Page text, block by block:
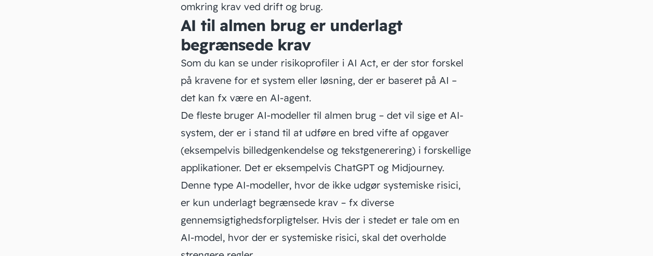
omkring krav ved drift og brug.
AI til almen brug er underlagt
begrænsede krav
Som du kan se under risikoprofiler i AI Act, er der stor forskel
på kravene for et system eller løsning, der er baseret på AI –
det kan fx være en AI-agent.
De fleste bruger AI-modeller til almen brug – det vil sige et AI-
system, der er i stand til at udføre en bred vifte af opgaver
(eksempelvis billedgenkendelse og tekstgenerering) i forskellige
applikationer. Det er eksempelvis ChatGPT og Midjourney.
Denne type AI-modeller, hvor de ikke udgør systemiske risici,
er kun underlagt begrænsede krav – fx diverse
gennemsigtighedsforpligtelser. Hvis der i stedet er tale om en
AI-model, hvor der er systemiske risici, skal det overholde